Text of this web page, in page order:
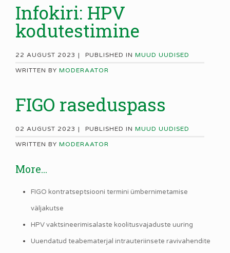
Infokiri: HPV
kodutestimine
22 AUGUST 2023 | PUBLISHED IN MUUD UUDISED
WRITTEN BY MODERAATOR
FIGO raseduspass
02 AUGUST 2023 | PUBLISHED IN MUUD UUDISED
WRITTEN BY MODERAATOR
More...
FIGO kontratseptsiooni termini ümbernimetamise
väljakutse
HPV vaktsineerimisalaste koolitusvajaduste uuring
Uuendatud teabematerjal intrauteriinsete ravivahendite